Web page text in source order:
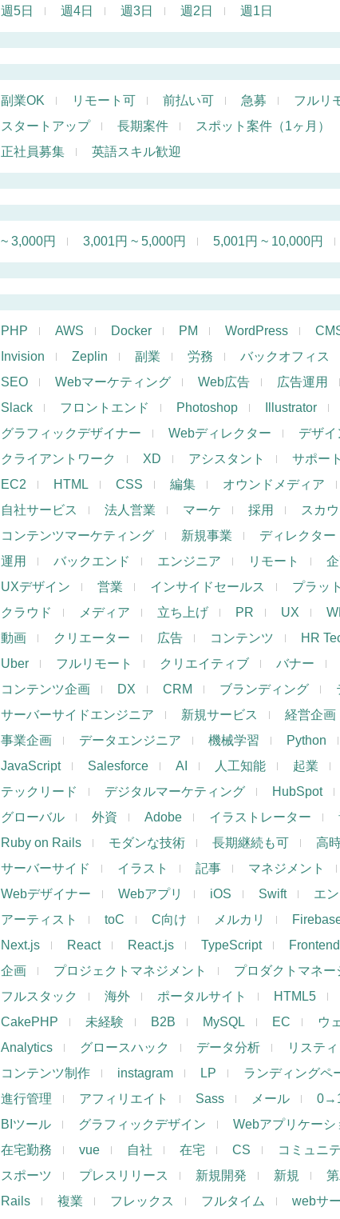
週5日 週4日 週3日 週2日 週1日
副業OK リモート可 前払い可 急募 フルリ
スタートアップ
長期案件 スポット案件（1ヶ月）
正社員募集
英語スキル歓迎
~ 3,000円 3,001円 ~ 5,000円 5,001円 ~ 10,000円
PHP AWS Docker PM WordPress
Invision
Zeplin 副業 労務 バックオフィス
SEO
Webマーケティング Web広告 広告運用
Slack
フロントエンド Photoshop Illustrator
グラフィックデザイナー
Webディレクター デザイ
クライアントワーク
XD アシスタント サポート
EC2
HTML CSS 編集 オウンドメディア
自社サービス
法人営業 マーケ 採用 スカウ
コンテンツマーケティング
新規事業 ディレクター
運用
バックエンド エンジニア リモート
UXデザイン
営業 インサイドセールス プラッ
クラウド
メディア 立ち上げ PR UX
動画
クリエーター 広告 コンテンツ HR
Uber
フルリモート クリエイティブ バナー
コンテンツ企画
DX CRM ブランディング
サーバーサイドエンジニア
新規サービス 経営企画
事業企画
データエンジニア 機械学習 Python
JavaScript
Salesforce AI 人工知能 起業
テックリード
デジタルマーケティング HubSpot
グローバル
外資 Adobe イラストレーター
Ruby on Rails
モダンな技術 長期継続も可 高
サーバーサイド
イラスト 記事 マネジメント
Webデザイナー
Webアプリ iOS Swift エ
アーティスト
toC C向け メルカリ
Next.js
React React.js TypeScript Frontend
企画
プロジェクトマネジメント プロダクトマネー
フルスタック
海外 ポータルサイト HTML5
CakePHP
未経験 B2B MySQL EC ウ
Analytics
グロースハック データ分析 リステ
コンテンツ制作
instagram LP ランディングペ
進行管理
アフィリエイト Sass メール
BIツール
グラフィックデザイン Webアプリケーシ
在宅勤務
vue 自社 在宅 CS コミュニ
スポーツ
プレスリリース 新規開発 新規
Rails
複業 フレックス フルタイム webサ